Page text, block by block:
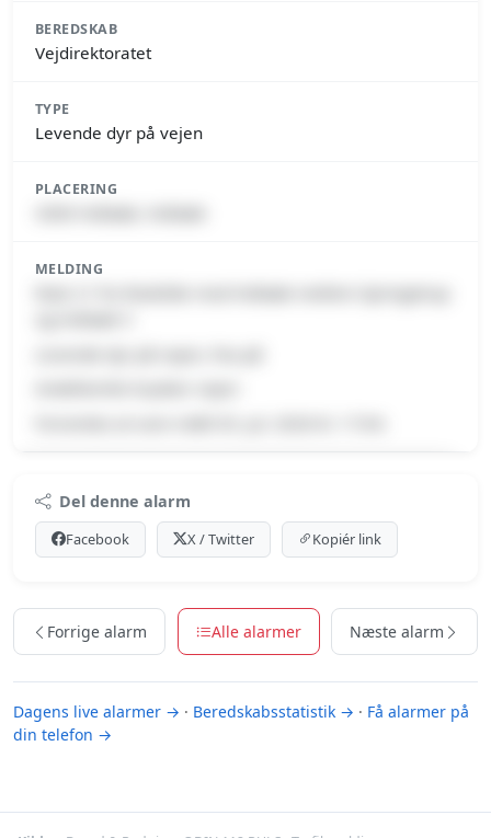
BEREDSKAB
Vejdirektoratet
TYPE
Levende dyr på vejen
PLACERING
MELDING
Log ind med Premium for at se meldingen og kortet.
Se Premium-muligheder
Del denne alarm
Facebook X / Twitter Kopiér link
Forrige alarm Alle alarmer Næste alarm
Dagens live alarmer → · Beredskabsstatistik → · Få alarmer på
din telefon →